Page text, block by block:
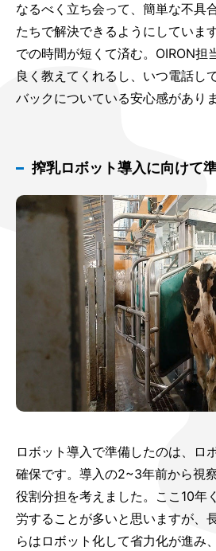
なるべく立ち会って、簡単な不具
たちで解決できるようにしていま
での時間が短くて済む。OIRON担
良く教えてくれるし、いつ電話し
バックについている安心感がありま
搾乳ロボット導入に向けて
ロボット導入で準備したのは、ロ
確保です。導入の2~3年前から視
役割分担を考えました。ここ10年
労することが多いと思いますが、
らはロボット化して省力化が進み